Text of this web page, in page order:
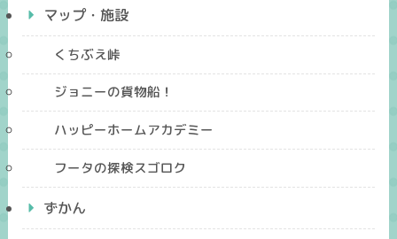
マップ・施設
くちぶえ峠
ジョニーの貨物船！
ハッピーホームアカデミー
フータの探検スゴロク
ずかん